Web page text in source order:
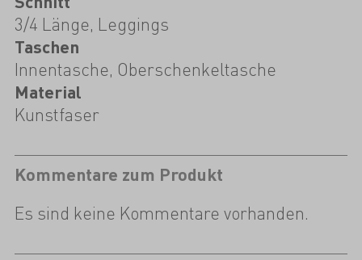
3/4 Länge, Leggings
Taschen
Innentasche, Oberschenkeltasche
Material
Kunstfaser
Kommentare zum Produkt
Es sind keine Kommentare vorhanden.